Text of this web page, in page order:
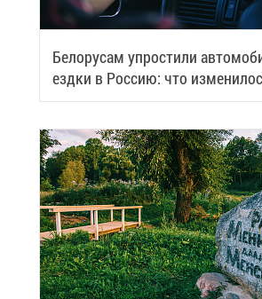
Бе­ло­ру­сам упро­сти­ли
езд­ки в Рос­сию: что